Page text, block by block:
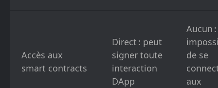
Accès aux
smart contracts
Direct : peut
signer toute
interaction
DApp
Aucun :
de se
aux